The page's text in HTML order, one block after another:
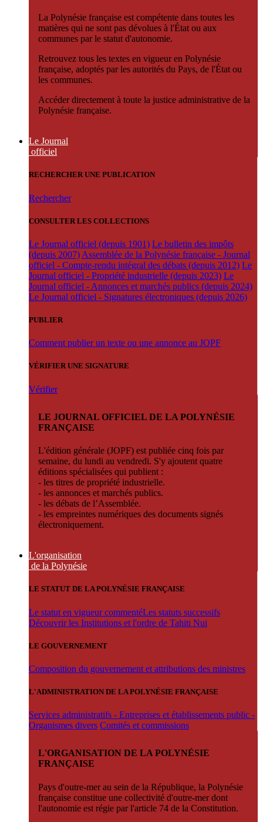
La Polynésie française est compétente dans toutes les
matières qui ne sont pas dévolues à l'État ou aux
communes par le statut d'autonomie.
Retrouvez tous les textes en vigueur en Polynésie
française, adoptés par les autorités du Pays, de l'État ou
les communes.
Accéder directement à toute la justice administrative de la
Polynésie française.
Le Journal
officiel
RECHERCHER UNE PUBLICATION
Rechercher
CONSULTER LES COLLECTIONS
Le Journal officiel (depuis 1901) Le bulletin des impôts
(depuis 2007) Assemblée de la Polynésie française - Journal
officiel - Compte-rendu intégral des débats (depuis 2012) Le
Journal officiel - Propriété industrielle (depuis 2023) Le
Journal officiel - Annonces et marchés publics (depuis 2024)
Le Journal officiel - Signatures électroniques (depuis 2026)
PUBLIER
Comment publier un texte ou une annonce au JOPF
VÉRIFIER UNE SIGNATURE
Vérifier
LE JOURNAL OFFICIEL DE LA POLYNÉSIE
FRANÇAISE
L'édition générale (JOPF) est publiée cinq fois par
semaine, du lundi au vendredi. S'y ajoutent quatre
éditions spécialisées qui publient :
- les titres de propriété industrielle.
- les annonces et marchés publics.
- les débats de l’Assemblée.
- les empreintes numériques des documents signés
électroniquement.
L'organisation
de la Polynésie
LE STATUT DE LA POLYNÉSIE FRANÇAISE
Le statut en vigueur commentéLes statuts successifs
Découvrir les Institutions et l'ordre de Tahiti Nui
LE GOUVERNEMENT
Composition du gouvernement et attributions des ministres
L'ADMINISTRATION DE LA POLYNÉSIE FRANÇAISE
Services administratifs - Entreprises et établissements public -
Organismes divers Comités et commissions
L'ORGANISATION DE LA POLYNÉSIE
FRANÇAISE
Pays d'outre-mer au sein de la République, la Polynésie
française constitue une collectivité d'outre-mer dont
l'autonomie est régie par l'article 74 de la Constitution.